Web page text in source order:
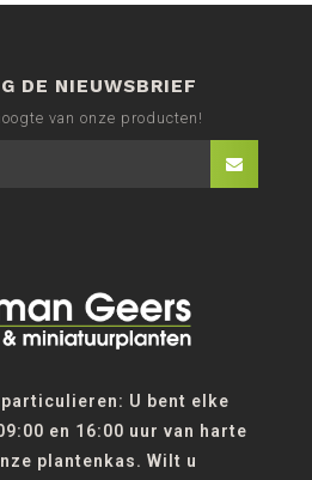
DE NIEUWSBRIEF
van onze producten!
U bent elke
en 16:00 uur van harte
plantenkas. Wilt u